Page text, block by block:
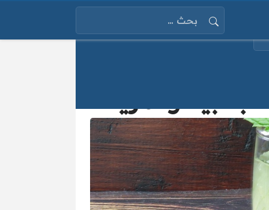
البحث عن: